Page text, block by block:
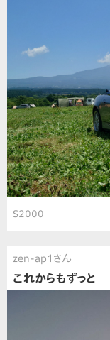
S2000
zen-ap1さん
これからもずっと